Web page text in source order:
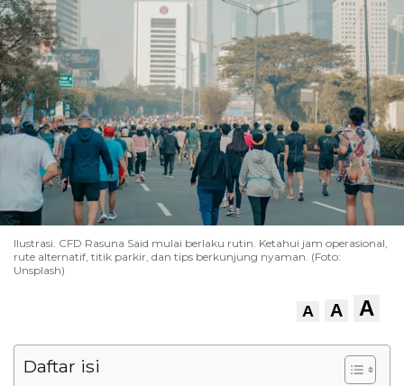
Ilustrasi. CFD Rasuna Said mulai berlaku rutin. Ketahui jam operasional,
rute alternatif, titik parkir, dan tips berkunjung nyaman. (Foto:
Unsplash)
A A A
Daftar isi